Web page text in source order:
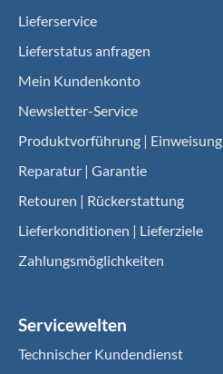
Lieferservice
Lieferstatus anfragen
Mein Kundenkonto
Newsletter-Service
Produktvorführung | Einweisung
Reparatur | Garantie
Retouren | Rückerstattung
Lieferkonditionen | Lieferziele
Zahlungsmöglichkeiten
Servicewelten
Technischer Kundendienst